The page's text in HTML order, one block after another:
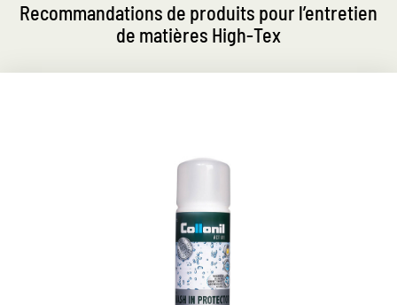
Recommandations de produits pour l’entretien
de matières High-Tex
Détergent d'imprégnation très
efficace
Pour la sécurité de l'extérieur, des loisirs et du travail